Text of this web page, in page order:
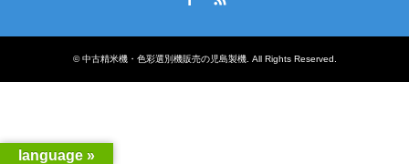
©中古精米機・色彩選別機販売の児島製機. All Rights Reserved.
language »